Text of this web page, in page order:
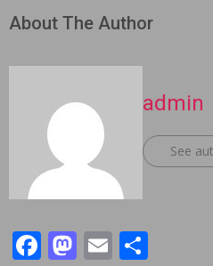
About The Author
admin
See
Facebook
Mastodon
Email